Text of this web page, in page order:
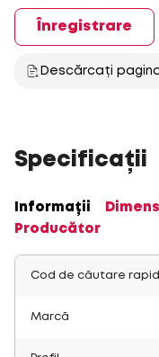
Înregistrare
Descărcați
Specificații
Informații
Producător
Cod de căutare
Marcă